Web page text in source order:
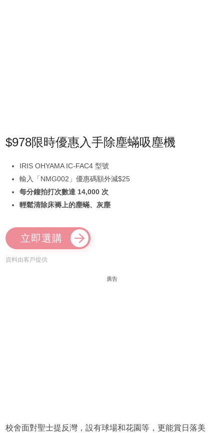
$978限時優惠入手除塵蟎吸塵機
IRIS OHYAMA IC-FAC4 型號
輸入「NMG002」優惠碼額外減$25
每分鐘拍打次數達 14,000 次
輕鬆清除床褥上的塵蟎、灰塵
立即選購
資料由客戶提供
廣告
校舍面對聖士提反灣，設有球場和花園等，更能賞日落美